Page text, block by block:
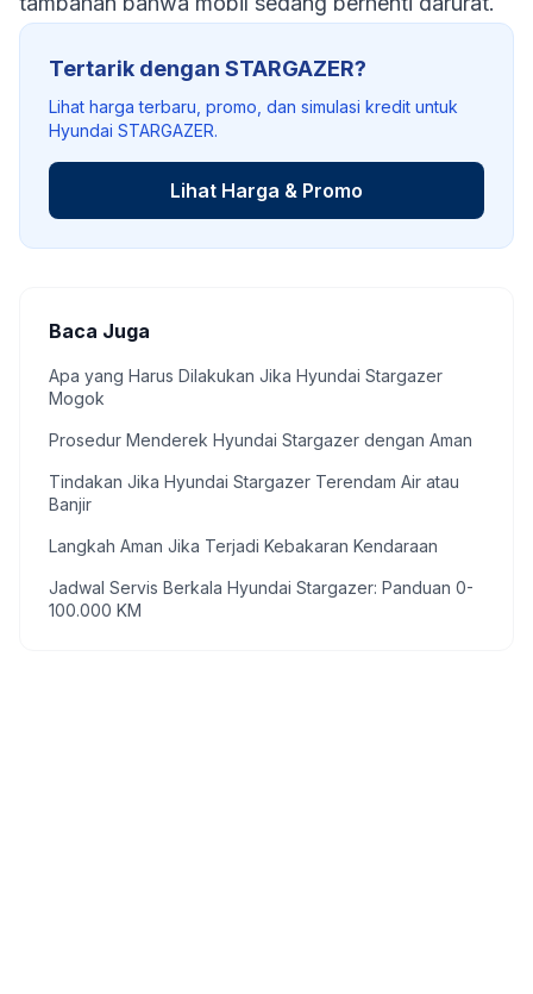
Tertarik dengan STARGAZER?
Lihat harga terbaru, promo, dan simulasi kredit untuk
Hyundai STARGAZER.
Lihat Harga & Promo
Baca Juga
Apa yang Harus Dilakukan Jika Hyundai Stargazer
Mogok
Prosedur Menderek Hyundai Stargazer dengan Aman
Tindakan Jika Hyundai Stargazer Terendam Air atau
Banjir
Langkah Aman Jika Terjadi Kebakaran Kendaraan
Jadwal Servis Berkala Hyundai Stargazer: Panduan 0-
100.000 KM